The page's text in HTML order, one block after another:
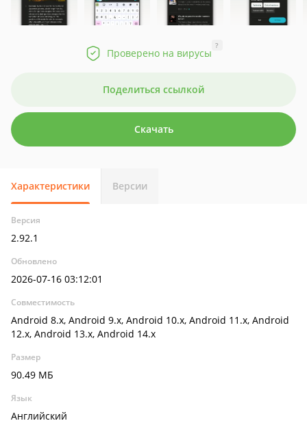
Проверено на вирусы
?
Поделиться ссылкой
Скачать
Характеристики Версии
Версия
2.92.1
Обновлено
2026-07-16 03:12:01
Совместимость
Android 8.x, Android 9.x, Android 10.x, Android 11.x, Android
12.x, Android 13.x, Android 14.x
Размер
90.49 МБ
Язык
Английский